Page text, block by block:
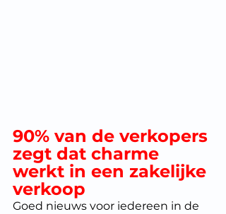
90% van de verkopers
zegt dat charme
werkt in een zakelijke
verkoop
Goed nieuws voor iedereen in de